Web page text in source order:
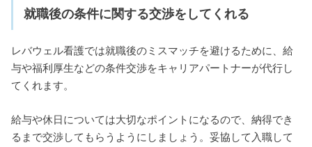
就職後の条件に関する交渉をしてくれる
レバウェル看護では就職後のミスマッチを避けるために、給
与や福利厚生などの条件交渉をキャリアパートナーが代行し
てくれます。
給与や休日については大切なポイントになるので、納得でき
るまで交渉してもらうようにしましょう。妥協して入職して